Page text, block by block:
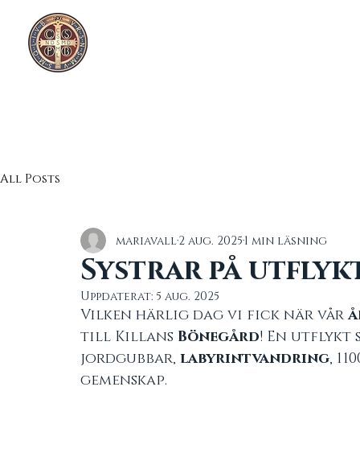
All Posts
Systrar på
mariavall2 aug. 2025 1 min läsning
Uppdaterat: 5 aug. 2025
Vilken härlig dag vi fick när vår
till Killans Bönegård! En utflykt
jordgubbar, labyrintvandring,
gemenskap.